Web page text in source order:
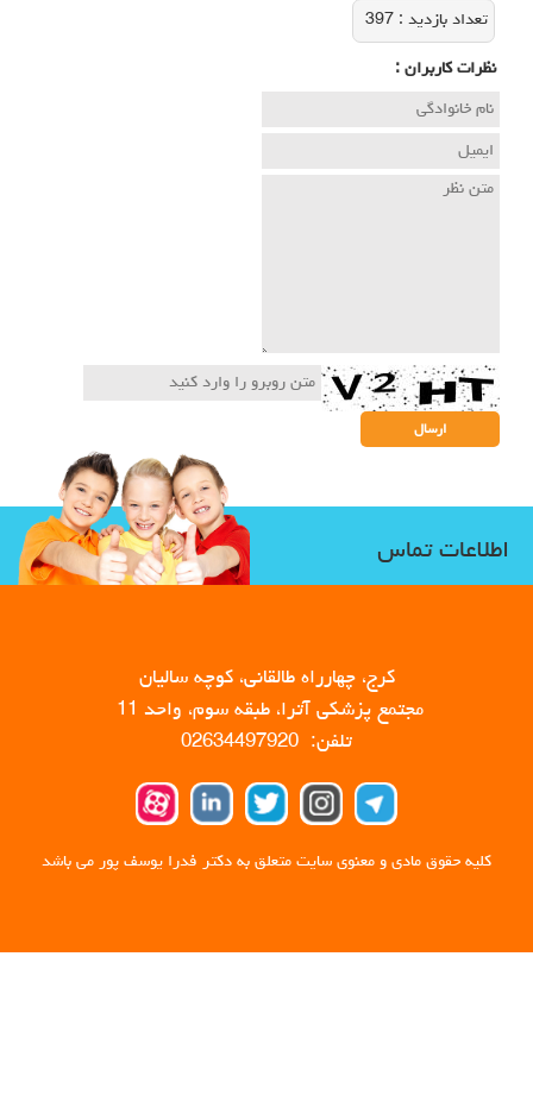
تعداد بازديد : 397
نظرات كاربران :
اطلاعات تماس
کرج، چهارراه طالقانی، کوچه سالیان
مجتمع پزشکی آترا، طبقه سوم، واحد 11
تلفن: 02634497920
کلیه حقوق مادی و معنوی سایت متعلق به دکتر فدرا یوسف پور می باشد